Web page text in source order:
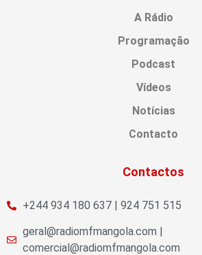
A Rádio
Programação
Podcast
Vídeos
Notícias
Contacto
Contactos
+244 934 180 637 | 924 751 515
geral@radiomfmangola.com |
comercial@radiomfmangola.com